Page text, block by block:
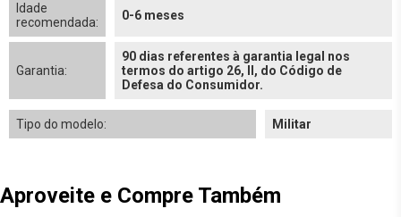
Idade
recomendada:
0-6 meses
Garantia:
90 dias referentes à garantia legal nos
termos do artigo 26, II, do Código de
Defesa do Consumidor.
Tipo do modelo: Militar
Aproveite e Compre Também